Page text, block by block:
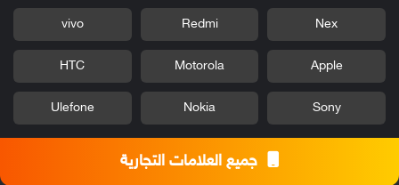
Nex
Redmi
vivo
Apple
Motorola
HTC
Sony
Nokia
Ulefone
جميع العلامات التجارية